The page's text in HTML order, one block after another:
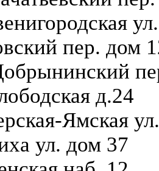
пер. дом
д.24
Ямская
ул. дом 37